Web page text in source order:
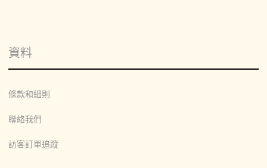
資料
條款和細則
聯絡我們
訪客訂單追蹤